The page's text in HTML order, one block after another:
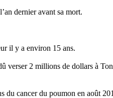
dernier avant sa mort.
il y a environ 15 ans.
verser 2 millions de dollars à
cancer du poumon en août